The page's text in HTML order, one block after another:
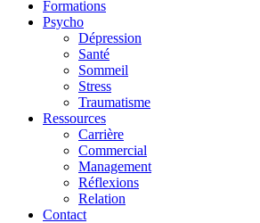
Formations
Psycho
Dépression
Santé
Sommeil
Stress
Traumatisme
Ressources
Carrière
Commercial
Management
Réflexions
Relation
Contact